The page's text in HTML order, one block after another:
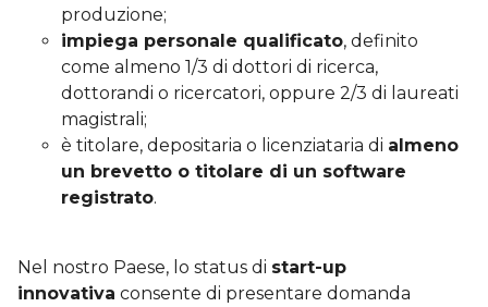
produzione;
impiega personale qualificato, definito
come almeno 1/3 di dottori di ricerca,
dottorandi o ricercatori, oppure 2/3 di laureati
magistrali;
è titolare, depositaria o licenziataria di almeno
un brevetto o titolare di un software
registrato.
Nel nostro Paese, lo status di start-up
innovativa consente di presentare domanda